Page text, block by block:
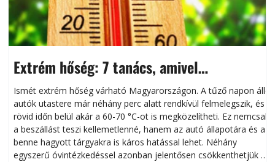
Extrém hőség: 7 tanács, amivel
megóvhatjuk autónkat a nyári károktól
Ismét extrém hőség várható Magyarországon. A tűző napon álló
autók utastere már néhány perc alatt rendkívül felmelegszik, és
rövid időn belül akár a 60-70 °C-ot is megközelítheti. Ez nemcsak
a beszállást teszi kellemetlenné, hanem az autó állapotára és a
benne hagyott tárgyakra is káros hatással lehet. Néhány
egyszerű óvintézkedéssel azonban jelentősen csökkenthetjük a